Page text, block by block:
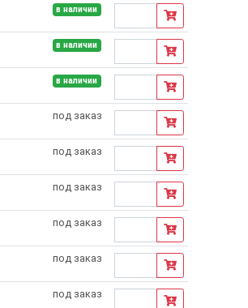
в наличии
в наличии
в наличии
под заказ
под заказ
под заказ
под заказ
под заказ
под заказ